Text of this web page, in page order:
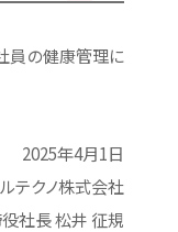
員の健康管理に
2025年4月1日
テクノ株式会社
社長 松井 征規